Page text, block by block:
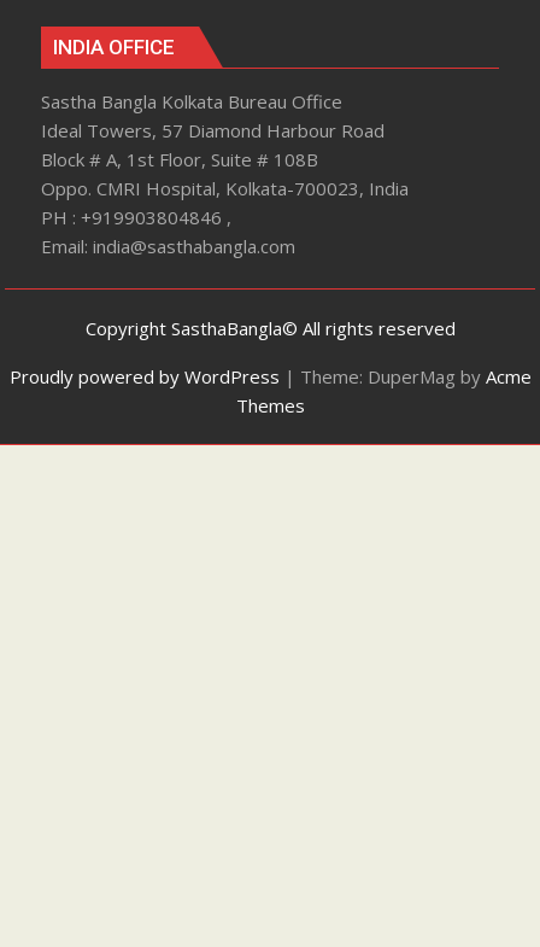
INDIA OFFICE
Sastha Bangla Kolkata Bureau Office
Ideal Towers, 57 Diamond Harbour Road
Block # A, 1st Floor, Suite # 108B
Oppo. CMRI Hospital, Kolkata-700023, India
PH : +919903804846 ,
Email: india@sasthabangla.com
Copyright SasthaBangla© All rights reserved
Proudly powered by WordPress | Theme: DuperMag by Acme
Themes